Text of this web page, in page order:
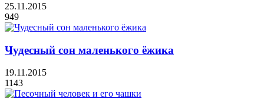
25.11.2015
949
Чудесный сон маленького ёжика
19.11.2015
1143